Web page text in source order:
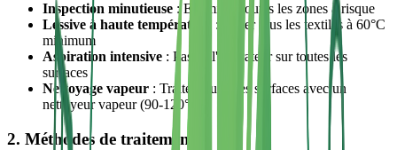
Inspection minutieuse : Examiner toutes les zones à risque
Lessive à haute température
: Laver tous les textiles à 60°C
minimum
Aspiration intensive : Passer l'aspirateur sur toutes les
surfaces
Nettoyage vapeur : Traiter toutes les surfaces avec un
nettoyeur vapeur (90-120°C)
2. Méthodes de traitement